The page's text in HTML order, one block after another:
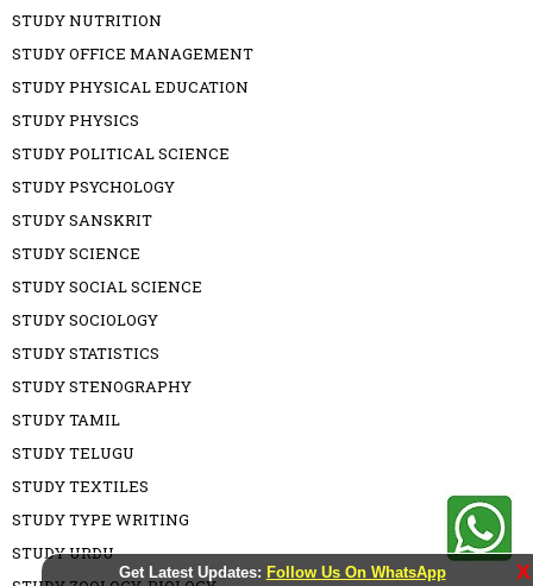
Get Latest Updates: Follow Us On WhatsApp X
STUDY NUTRITION
STUDY OFFICE MANAGEMENT
STUDY PHYSICAL EDUCATION
STUDY PHYSICS
STUDY POLITICAL SCIENCE
STUDY PSYCHOLOGY
STUDY SANSKRIT
STUDY SCIENCE
STUDY SOCIAL SCIENCE
STUDY SOCIOLOGY
STUDY STATISTICS
STUDY STENOGRAPHY
STUDY TAMIL
STUDY TELUGU
STUDY TEXTILES
STUDY TYPE WRITING
STUDY URDU